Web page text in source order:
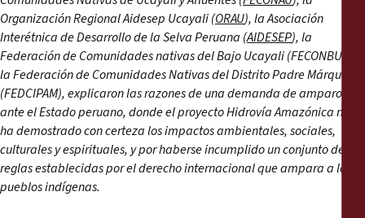
Presentaciones legales
Declaraciones
Informes anuales
Organización Regional Aidesep Ucayali (ORAU), la Asociación
Interétnica de Desarrollo de la Selva Peruana (AIDESEP), la
Federación de Comunidades nativas del Bajo Ucayali (FECONBU) y
la Federación de Comunidades Nativas del Distrito Padre Márquez
(FEDCIPAM), explicaron las razones de una demanda de amparo
ante el Estado peruano, donde el proyecto Hidrovía Amazónica no
ha demostrado con certeza los impactos ambientales, sociales,
culturales y espirituales, y por haberse incumplido un conjunto de
reglas establecidas por el derecho internacional que ampara a los
pueblos indígenas.